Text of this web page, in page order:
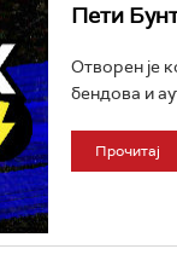
Пети
Отворен је
бендова и
Прочитај